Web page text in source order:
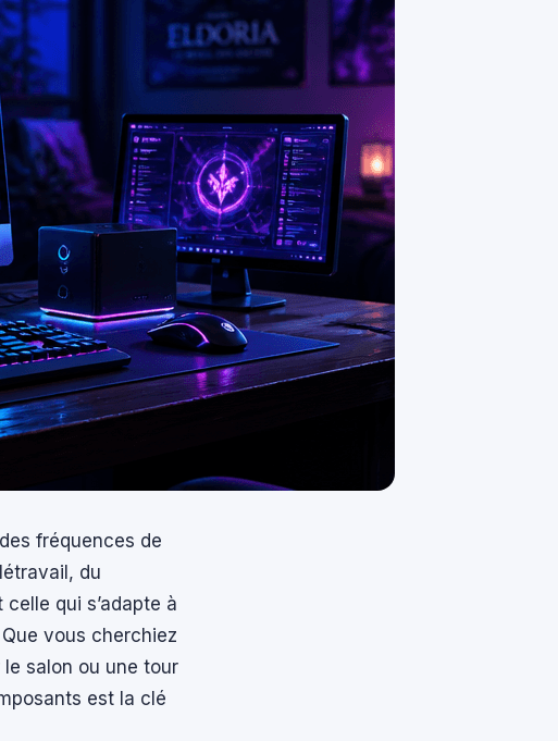
fréquences de
du
qui s’adapte à
vous cherchiez
salon ou une tour
est la clé